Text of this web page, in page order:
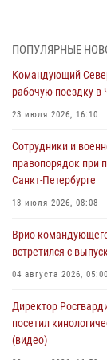
выпуска «Легенды
07 августа 2026, 12:00
ветераны военной
Кузнецова
07 августа 2026, 12:00
Смольного собора
07 августа 2026, 11:34
ПОПУЛЯРНЫЕ
Командующий
рабочую поездку в
23 июля 2026, 16:10
Сотрудники и
правопорядок при
Санкт-Петербурге
13 июля 2026, 08:08
Врио
встретился с
04 августа 2026, 05:00
Директор
посетил
(видео)